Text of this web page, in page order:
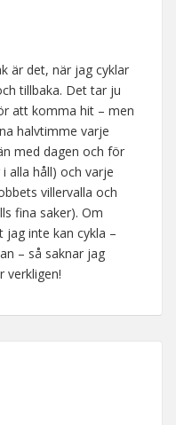
är det, när jag cyklar
tillbaka. Det tar ju
att komma hit – men
halvtimme varje
med dagen och för
alla håll) och varje
villervalla och
fina saker). Om
jag inte kan cykla –
– så saknar jag
verkligen!